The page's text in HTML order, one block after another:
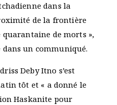
dans la
de la frontière
de morts »,
dans un communiqué.
Deby Itno s’est
tôt et « a donné le
Haskanite pour